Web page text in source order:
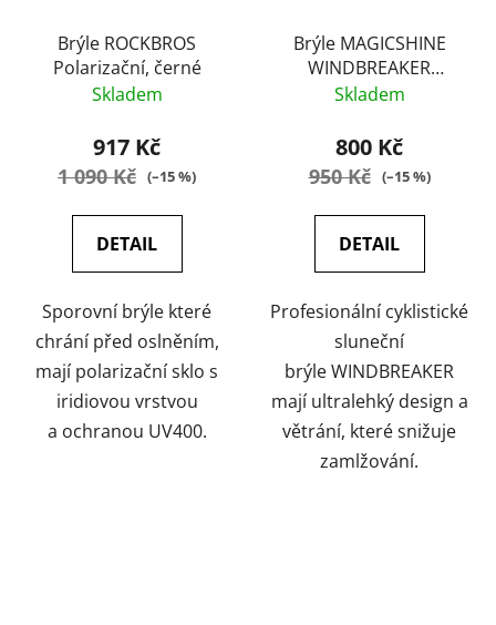
Brýle ROCKBROS
Polarizační, černé
Skladem
917 Kč
1 090 Kč (–15 %)
DETAIL
Sporovní brýle které
chrání před oslněním,
mají polarizační sklo s
iridiovou vrstvou
a ochranou UV400.
Brýle MAGICSHINE
WINDBREAKER
Polarizační,
Skladem
800 Kč
950 Kč (–15 %)
DETAIL
Profesionální cyklistické
sluneční
brýle WINDBREAKER
mají ultralehký design a
větrání, které snižuje
zamlžování.